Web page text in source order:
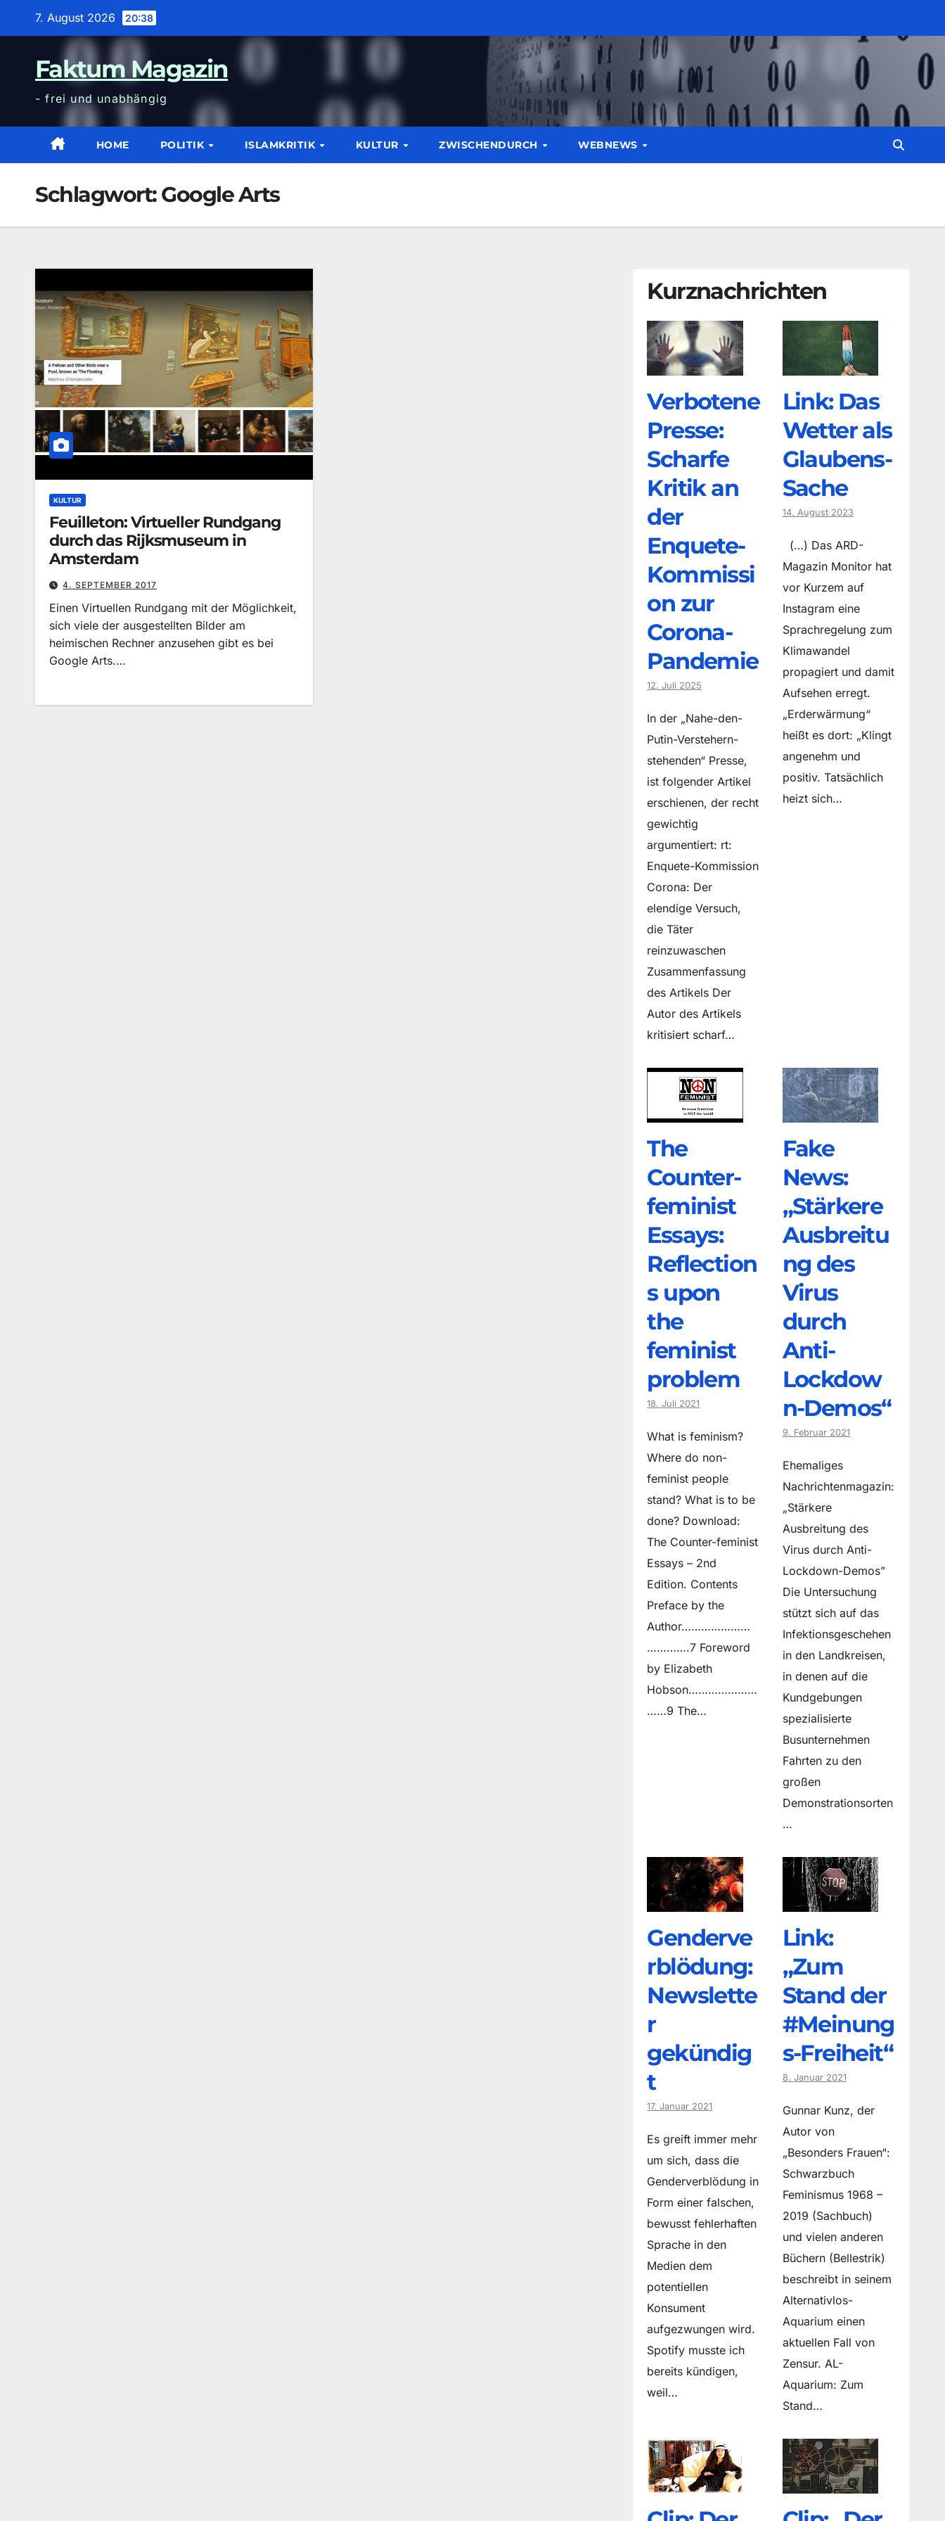
7. August 2026 20:38
Faktum Magazin
- frei und unabhängig
HOME POLITIK ISLAMKRITIK KULTUR ZWISCHENDURCH WEBNEWS
Schlagwort:Google Arts
KULTUR
Feuilleton: Virtueller Rundgang
durch das Rijksmuseum in
Amsterdam
4. SEPTEMBER 2017
Einen Virtuellen Rundgang mit der Möglichkeit,
sich viele der ausgestellten Bilder am
heimischen Rechner anzusehen gibt es bei
Google Arts.…
Kurznachrichten
Verbotene
Presse:
Scharfe
Kritik an
der
Enquete-
Kommissi
on zur
Corona-
Pandemie
12. Juli 2025
In der „Nahe-den-
Putin-Verstehern-
stehenden“ Presse,
ist folgender Artikel
erschienen, der recht
gewichtig
argumentiert: rt:
Enquete-Kommission
Corona: Der
elendige Versuch,
die Täter
reinzuwaschen
Zusammenfassung
des Artikels Der
Autor des Artikels
kritisiert scharf…
Link: Das
Wetter als
Glaubens-
Sache
14. August 2023
(…) Das ARD-
Magazin Monitor hat
vor Kurzem auf
Instagram eine
Sprachregelung zum
Klimawandel
propagiert und damit
Aufsehen erregt.
„Erderwärmung“
heißt es dort: „Klingt
angenehm und
positiv. Tatsächlich
heizt sich…
The
Counter­
feminist
Essays:
Reflection
s upon
the
feminist
problem
18. Juli 2021
What is feminism?
Where do non­
feminist people
stand? What is to be
done? Download:
The Counter-feminist
Essays – 2nd
Edition. Contents
Preface by the
Author…………………
………….7 Foreword
by Elizabeth
Hobson…………………
……9 The…
Fake
News:
„Stärkere
Ausbreitu
ng des
Virus
durch
Anti-
Lockdow
n-Demos“
9. Februar 2021
Ehemaliges
Nachrichtenmagazin:
„Stärkere
Ausbreitung des
Virus durch Anti-
Lockdown-Demos”
Die Untersuchung
stützt sich auf das
Infektionsgeschehen
in den Landkreisen,
in denen auf die
Kundgebungen
spezialisierte
Busunternehmen
Fahrten zu den
großen
Demonstrationsorten
…
Genderve
rblödung:
Newslette
r
gekündig
t
17. Januar 2021
Es greift immer mehr
um sich, dass die
Genderverblödung in
Form einer falschen,
bewusst fehlerhaften
Sprache in den
Medien dem
potentiellen
Konsument
aufgezwungen wird.
Spotify musste ich
bereits kündigen,
weil…
Link:
„Zum
Stand der
#Meinung
s-Freiheit“
8. Januar 2021
Gunnar Kunz, der
Autor von
„Besonders Frauen“:
Schwarzbuch
Feminismus 1968 –
2019 (Sachbuch)
und vielen anderen
Büchern (Bellestrik)
beschreibt in seinem
Alternativlos-
Aquarium einen
aktuellen Fall von
Zensur. AL-
Aquarium: Zum
Stand…